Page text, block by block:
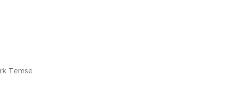
Temse